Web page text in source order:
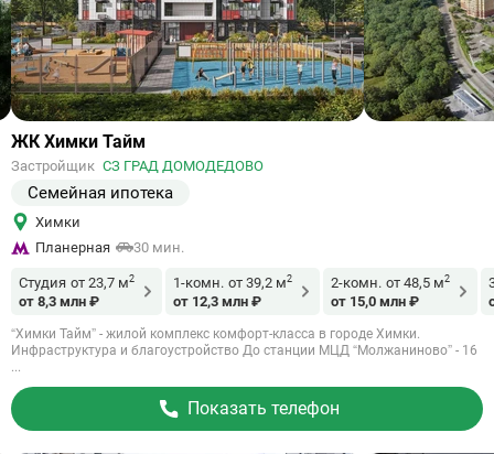
Ссылка
объект
ЖК Химки Тайм
Застройщик СЗ ГРАД ДОМОДЕДОВО
Семейная ипотека
Химки
Планерная
30 мин.
Студия от 23,7 м2
от 8,3 млн ₽
1-комн. от 39,2 м2
от 12,3 млн ₽
2-комн. от 48,5 м2
от 15,0 млн ₽
“Химки Тайм” - жилой комплекс комфорт-класса в городе Химки.
Инфраструктура и благоустройство До станции МЦД “Молжаниново” - 16
...
Показать телефон